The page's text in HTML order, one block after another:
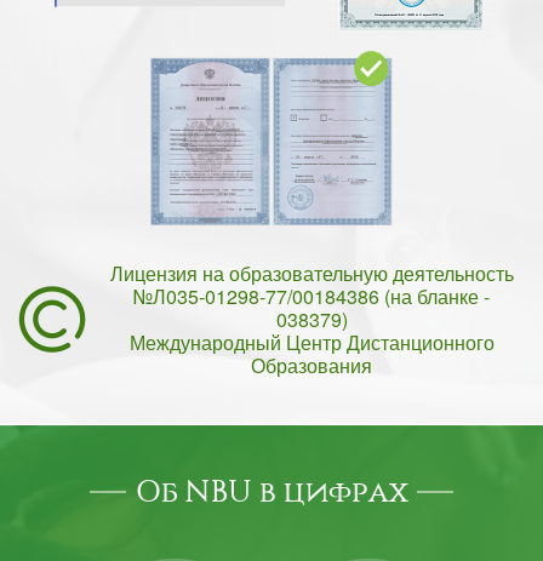
Лицензия на образовательную деятельность
№Л035-01298-77/00184386 (на бланке -
038379)
Международный Центр Дистанционного
Образования
Об NBU в цифрах